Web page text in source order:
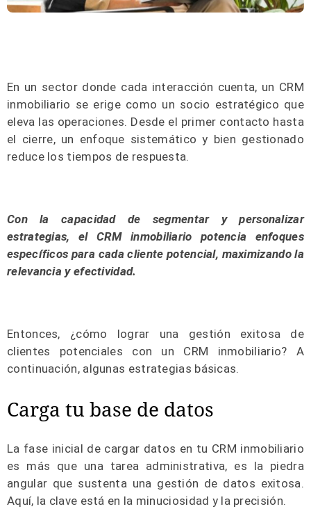
En un sector donde cada interacción cuenta, un CRM
inmobiliario se erige como un socio estratégico que
eleva las operaciones. Desde el primer contacto hasta
el cierre, un enfoque sistemático y bien gestionado
reduce los tiempos de respuesta.
Con la capacidad de segmentar y personalizar
estrategias, el CRM inmobiliario potencia enfoques
específicos para cada cliente potencial, maximizando la
relevancia y efectividad.
Entonces, ¿cómo lograr una gestión exitosa de
clientes potenciales con un CRM inmobiliario? A
continuación, algunas estrategias básicas.
Carga tu base de datos
La fase inicial de cargar datos en tu CRM inmobiliario
es más que una tarea administrativa, es la piedra
angular que sustenta una gestión de datos exitosa.
Aquí, la clave está en la minuciosidad y la precisión.